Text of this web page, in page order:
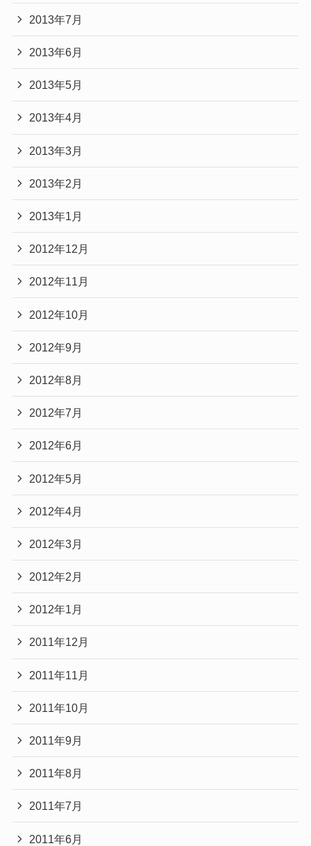
2013年7月
2013年6月
2013年5月
2013年4月
2013年3月
2013年2月
2013年1月
2012年12月
2012年11月
2012年10月
2012年9月
2012年8月
2012年7月
2012年6月
2012年5月
2012年4月
2012年3月
2012年2月
2012年1月
2011年12月
2011年11月
2011年10月
2011年9月
2011年8月
2011年7月
2011年6月